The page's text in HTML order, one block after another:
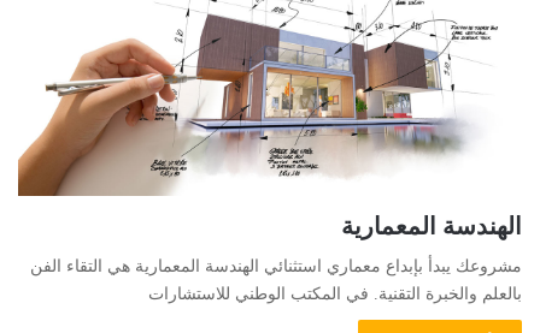
الهندسة المعمارية
مشروعك يبدأ بإبداع معماري استثنائي الهندسة المعمارية هي التقاء الفن
بالعلم والخبرة التقنية. في المكتب الوطني للاستشارات